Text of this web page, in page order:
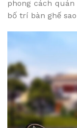
phong cách
bố trí bàn ghế